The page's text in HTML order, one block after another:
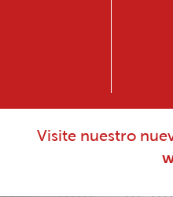
Visite nuestro